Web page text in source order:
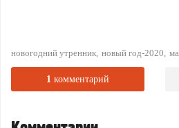
новогодний утренник новый год-2020
1 комментарий